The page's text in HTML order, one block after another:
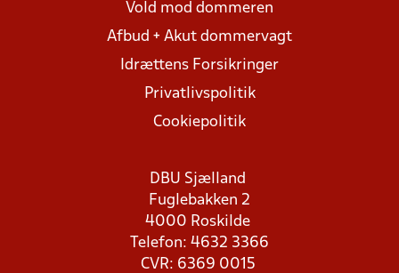
Vold mod dommeren
Afbud + Akut dommervagt
Idrættens Forsikringer
Privatlivspolitik
Cookiepolitik
DBU Sjælland
Fuglebakken 2
4000 Roskilde
Telefon: 4632 3366
CVR: 6369 0015